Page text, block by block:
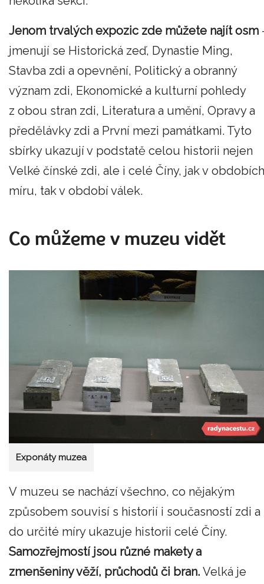
Jenom trvalých expozic zde můžete najít osm
jmenují se Historická zeď, Dynastie Ming,
Stavba zdi a opevnění, Politický a obranný
význam zdi, Ekonomické a kulturní pohledy
z obou stran zdi, Literatura a umění, Opravy a
předělávky zdi a První mezi památkami. Tyto
sbírky ukazují v podstatě celou historii nejen
Velké čínské zdi, ale i celé Číny, jak v obdobích
míru, tak v období válek.
Co můžeme v muzeu vidět
Exponáty muzea
V muzeu se nachází všechno, co nějakým
způsobem souvisí s historií i současností zdi a
do určité míry ukazuje historii celé Číny.
Samozřejmostí jsou různé makety a
zmenšeniny věží, průchodů či bran. Velká je